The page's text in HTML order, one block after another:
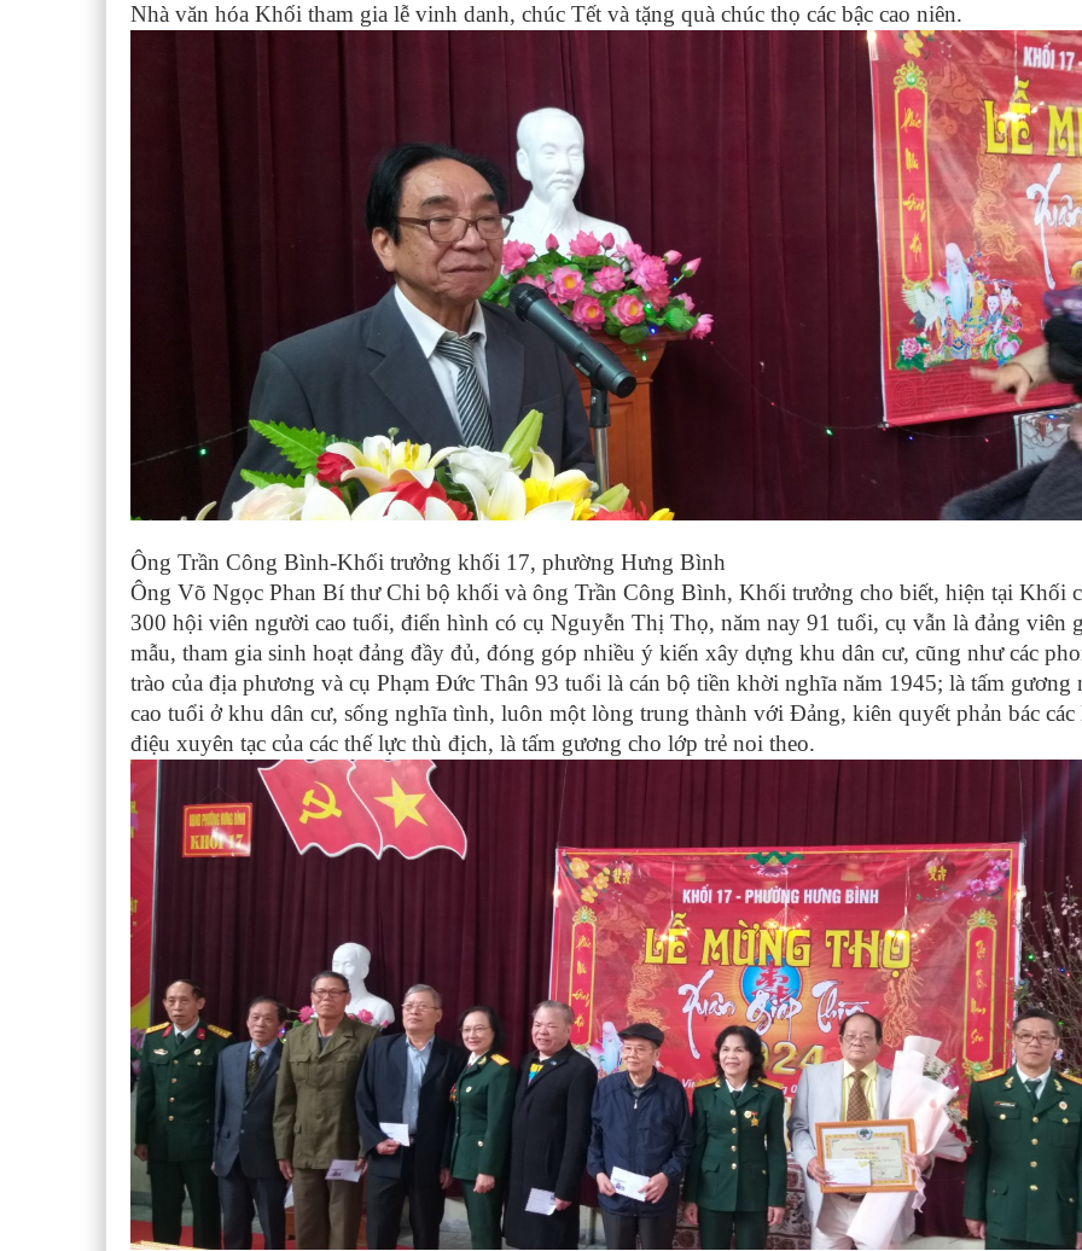
Nhà văn hóa Khối tham gia lễ vinh danh, chúc Tết và tặng quà chúc thọ các bậc cao niên.
Ông Trần Công Bình-Khối trưởng khối 17, phường Hưng Bình
Ông Võ Ngọc Phan Bí thư Chi bộ khối và ông Trần Công Bình, Khối trưởng cho biết, hiện tại Khối
300 hội viên người cao tuổi, điển hình có cụ Nguyễn Thị Thọ, năm nay 91 tuổi, cụ vẫn là đảng viên
mẫu, tham gia sinh hoạt đảng đầy đủ, đóng góp nhiều ý kiến xây dựng khu dân cư, cũng như các
trào của địa phương và cụ Phạm Đức Thân 93 tuổi là cán bộ tiền khời nghĩa năm 1945; là tấm gương
cao tuổi ở khu dân cư, sống nghĩa tình, luôn một lòng trung thành với Đảng, kiên quyết phản bác các
điệu xuyên tạc của các thế lực thù địch, là tấm gương cho lớp trẻ noi theo.